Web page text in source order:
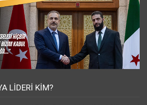
LIDERI KIM?